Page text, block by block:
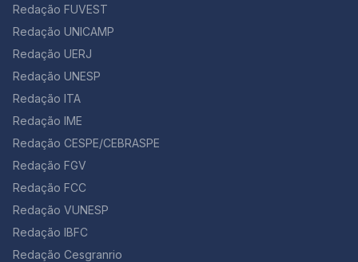
Redação FUVEST
Redação UNICAMP
Redação UERJ
Redação UNESP
Redação ITA
Redação IME
Redação CESPE/CEBRASPE
Redação FGV
Redação FCC
Redação VUNESP
Redação IBFC
Redação Cesgranrio